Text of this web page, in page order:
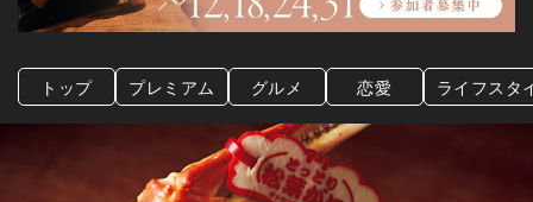
トップ プレミアム グルメ 恋愛 ライフスタ